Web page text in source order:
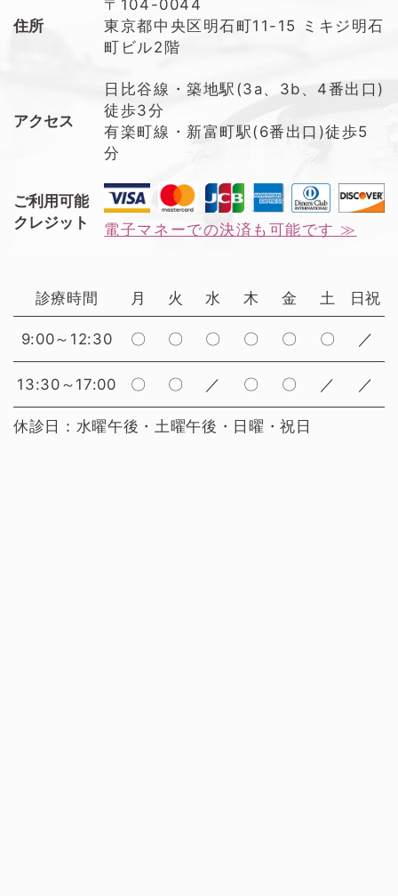
住所
〒104-0044
東京都中央区明石町11-15 ミキジ明石
町ビル2階
アクセス
日比谷線・築地駅(3a、3b、4番出口)
徒歩3分
有楽町線・新富町駅(6番出口)徒歩5
分
ご利用可能
クレジット
電子マネーでの決済も可能です ≫
休診日：水曜午後・土曜午後・日曜・祝日
診療時間 月 火 水 木 金 土 日祝
9:00～12:30 〇 〇 〇 〇 〇 〇 ／
13:30～17:00 〇 〇 ／ 〇 〇 ／ ／